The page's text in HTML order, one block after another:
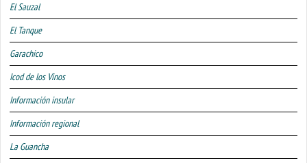
El Sauzal
El Tanque
Garachico
Icod de los Vinos
Información insular
Información regional
La Guancha